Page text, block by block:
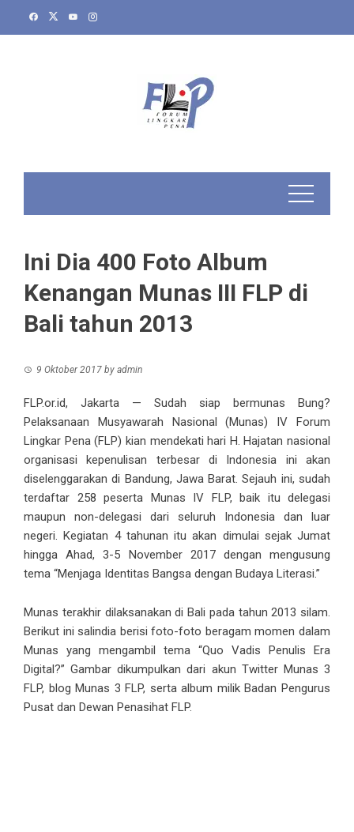
Ini Dia 400 Foto Album
Kenangan Munas III FLP di
Bali tahun 2013
9 Oktober 2017 by admin
FLP.or.id, Jakarta — Sudah siap bermunas Bung?
Pelaksanaan Musyawarah Nasional (Munas) IV Forum
Lingkar Pena (FLP) kian mendekati hari H. Hajatan nasional
organisasi kepenulisan terbesar di Indonesia ini akan
diselenggarakan di Bandung, Jawa Barat. Sejauh ini, sudah
terdaftar 258 peserta Munas IV FLP, baik itu delegasi
maupun non-delegasi dari seluruh Indonesia dan luar
negeri. Kegiatan 4 tahunan itu akan dimulai sejak Jumat
hingga Ahad, 3-5 November 2017 dengan mengusung
tema “Menjaga Identitas Bangsa dengan Budaya Literasi.”
Munas terakhir dilaksanakan di Bali pada tahun 2013 silam.
Berikut ini salindia berisi foto-foto beragam momen dalam
Munas yang mengambil tema “Quo Vadis Penulis Era
Digital?” Gambar dikumpulkan dari akun Twitter Munas 3
FLP, blog Munas 3 FLP, serta album milik Badan Pengurus
Pusat dan Dewan Penasihat FLP.